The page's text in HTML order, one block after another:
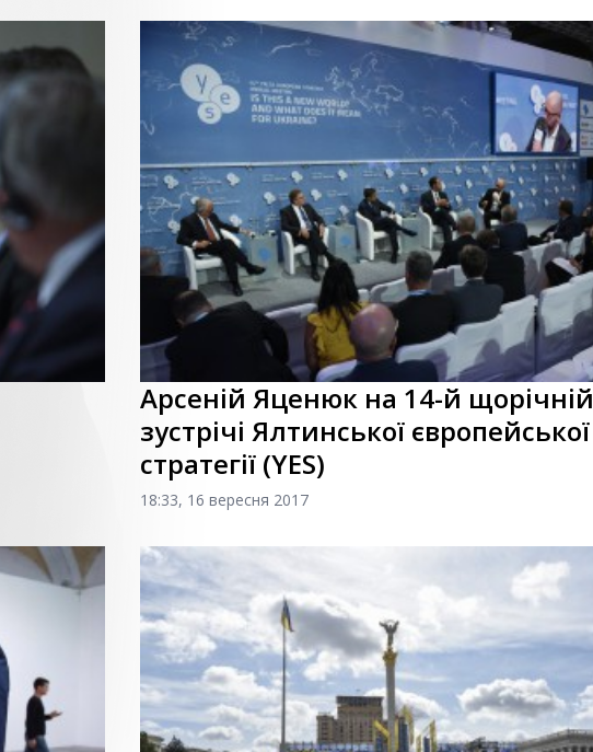
Арсеній Яценюк на 14-й щорічній
зустрічі Ялтинської європейської
стратегії (YES)
18:33, 16 вересня 2017